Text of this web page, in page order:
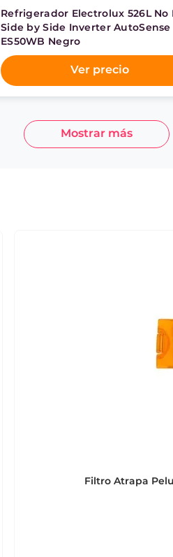
Refrigerador Electrolux 526L No
Side by Side Inverter AutoSense
ES50WB Negro
Ver precio
Mostrar más
Filtro Atrapa